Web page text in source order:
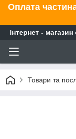
Оплата
Інтернет -
Товари та